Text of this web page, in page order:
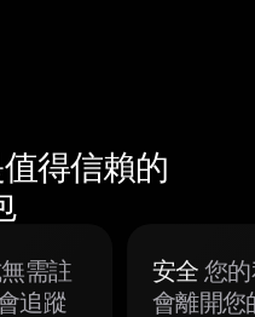
得信賴的
需註
追蹤
安全 您
會離開您